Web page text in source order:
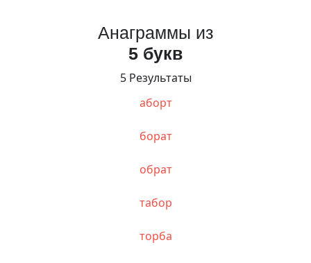
Анаграммы из
5 букв
5 Результаты
аборт
борат
обрат
табор
торба